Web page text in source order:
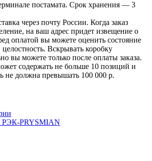
постамата. Срок хранения — 3
через почту России. Когда заказ
на ваш адрес придет извещение о
оплатой вы можете оценить состояние
целостность. Вскрывать коробку
вы можете только после оплаты заказа.
содержать не больше 10 позиций и
не должна превышать 100 000 р.
РЭК-PRYSMIAN